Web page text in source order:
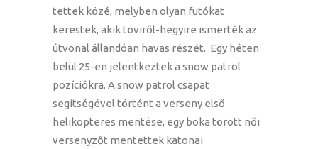
tettek közé, melyben olyan futókat
kerestek, akik töviről-hegyire ismerték az
útvonal állandóan havas részét. Egy héten
belül 25-en jelentkeztek a snow patrol
pozíciókra. A snow patrol csapat
segítségével történt a verseny első
helikopteres mentése, egy boka törött női
versenyzőt mentettek katonai